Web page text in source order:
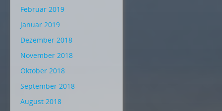
Februar 2019
Januar 2019
Dezember 2018
November 2018
Oktober 2018
September 2018
August 2018